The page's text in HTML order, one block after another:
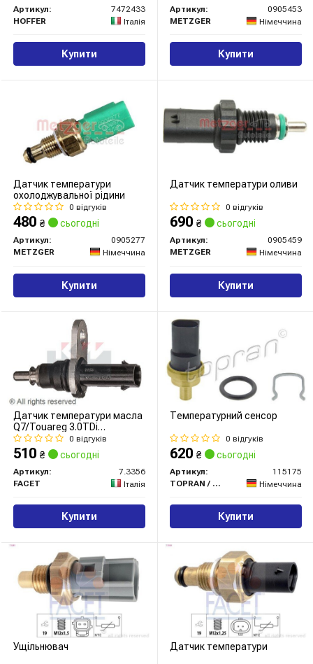
Артикул:
7472433
HOFFER
Італія
Купити
Артикул:
0905453
METZGER
Німеччина
Купити
Датчик температури
охолоджувальної рідини
0 відгуків
480 ₴ сьогодні
Артикул:
0905277
METZGER
Німеччина
Купити
Датчик температури оливи
0 відгуків
690 ₴ сьогодні
Артикул:
0905459
METZGER
Німеччина
Купити
Датчик температури масла
Q7/Touareg 3.0TDi
10-/Crafter 2.0TDi 16-/Golf
2.0GTi 13-
0 відгуків
510 ₴ сьогодні
Артикул:
7.3356
FACET
Італія
Купити
Температурний сенсор
0 відгуків
620 ₴ сьогодні
Артикул:
115175
TOPRAN / HANS PRIES
Німеччина
Купити
Ущільнювач Датчик температури